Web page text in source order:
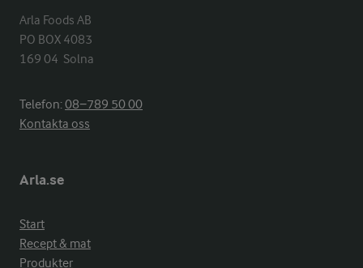
Arla Foods AB
PO BOX 4083
169 04  Solna
Telefon:08−789 50 00
Kontakta oss
Arla.se
Start
Recept & mat
Produkter